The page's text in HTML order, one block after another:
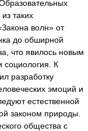
таких
волн» от
до обширной
что явилось новым
социология. К
разработку
эмоций и
естественной
законом природы.
общества с